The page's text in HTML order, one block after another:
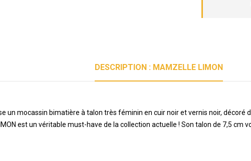
DESCRIPTION : MAMZELLE LIMON
un mocassin bimatière à talon très féminin en cuir noir et vernis noir,
est un véritable must-have de la collection actuelle ! Son talon de 7,5